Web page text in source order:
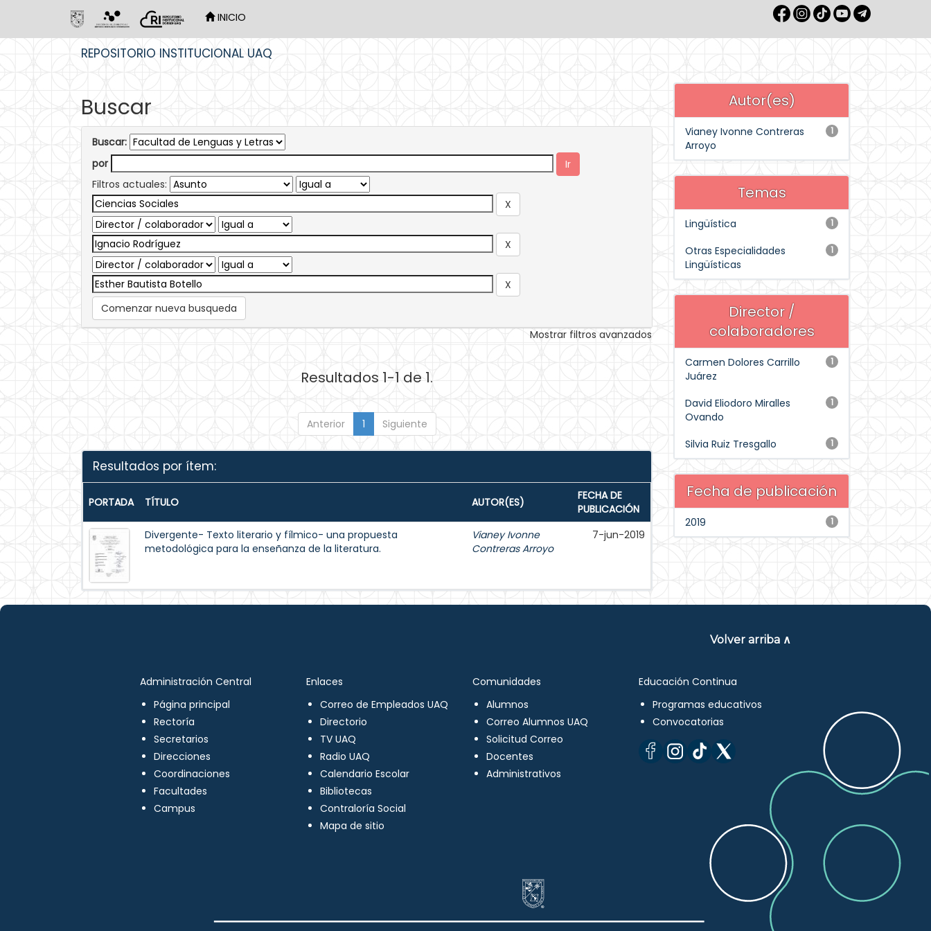
INICIO
REPOSITORIO INSTITUCIONAL UAQ
Buscar
Buscar:
por
Filtros actuales:
Comenzar nueva busqueda
Mostrar filtros avanzados
Resultados 1-1 de 1.
Anterior 1 Siguiente
Resultados por ítem:
PORTADA TÍTULO AUTOR(ES)
FECHA DE
PUBLICACIÓN
Divergente- Texto literario y fílmico- una propuesta
metodológica para la enseñanza de la literatura.
Vianey Ivonne
Contreras Arroyo
7-jun-2019
Autor(es)
1
Vianey Ivonne Contreras
Arroyo
Temas
1
Lingüística
1
Otras Especialidades
Lingüísticas
Director /
colaboradores
1
Carmen Dolores Carrillo
Juárez
1
David Eliodoro Miralles
Ovando
1
Silvia Ruiz Tresgallo
Fecha de publicación
1
2019
Volver arriba ∧
Administración Central
Página principal
Rectoría
Secretarios
Direcciones
Coordinaciones
Facultades
Campus
Enlaces
Correo de Empleados UAQ
Directorio
TV UAQ
Radio UAQ
Calendario Escolar
Bibliotecas
Contraloría Social
Mapa de sitio
Comunidades
Alumnos
Correo Alumnos UAQ
Solicitud Correo
Docentes
Administrativos
Educación Continua
Programas educativos
Convocatorias